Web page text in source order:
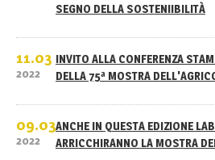
SEGNO DELLA SOSTENIIBILITÀ
11.03
2022
INVITO ALLA CONFERENZA
DELLA 75ª MOSTRA
09.03
2022
ANCHE IN QUESTA EDIZIONE
ARRICCHIRANNO LA MOSTRA